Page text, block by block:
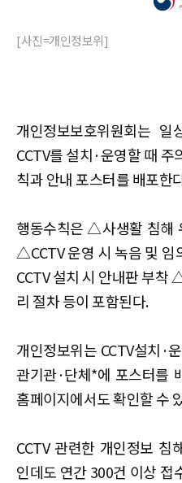
[사진=개인정보위]
개인정보보호위원회는
CCTV를 설치·운영할 때
칙과 안내 포스터를 배포한
행동수칙은 △사생활 침해
△CCTV 운영 시 녹음 및
CCTV 설치 시 안내판 부착
리 절차 등이 포함된다.
개인정보위는 CCTV설치·
관기관·단체*에 포스터를
홈페이지에서도 확인할 수
CCTV 관련한 개인정보 침
인데도 연간 300건 이상 접